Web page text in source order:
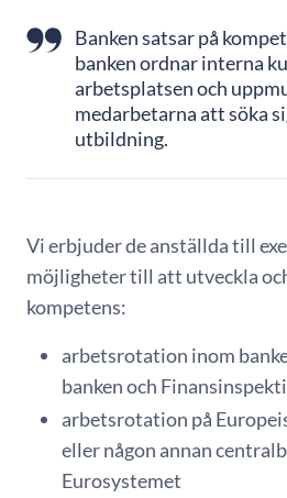
Banken satsar på
banken ordnar interna
arbetsplatsen och
medarbetarna att söka
utbildning.
Vi erbjuder de anställda till
möjligheter till att utveckla
kompetens:
arbetsrotation inom
banken och
arbetsrotation på
eller någon annan
Eurosystemet